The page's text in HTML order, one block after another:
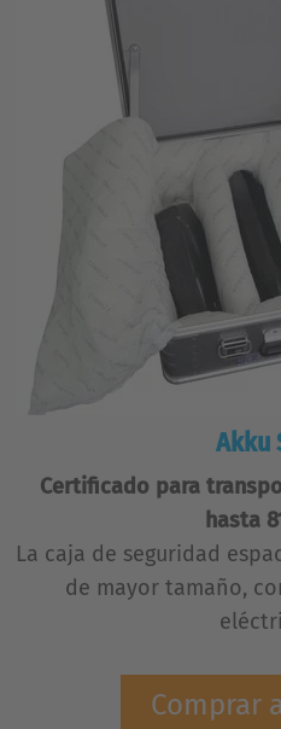
Akku
Certificado para
hasta
La caja de seguridad
de mayor tamaño,
Comprar